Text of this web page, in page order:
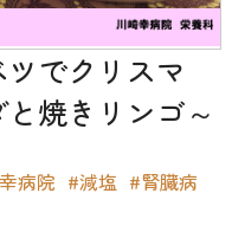
でクリスマ
焼きリンゴ～
病院 #減塩 #腎臓病